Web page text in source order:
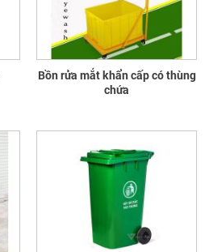
Bồn rửa mắt khẩn cấp có thùng
chứa